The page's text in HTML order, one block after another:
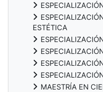
ESTÉTICA
MAESTRÍA EN